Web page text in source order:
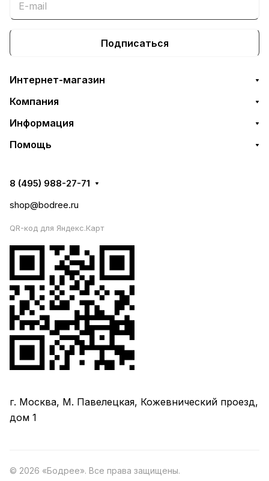
Подписаться
Интернет-магазин
Компания
Информация
Помощь
8 (495) 988-27-71
shop@bodree.ru
QR-код для Яндекс.Карт
г. Москва, М. Павелецкая, Кожевнический проезд,
дом 1
© 2026 «Бодрее». Все права защищены.